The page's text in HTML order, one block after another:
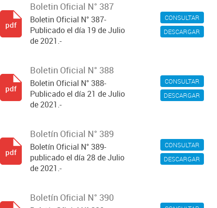
CONSULTAR
DESCARGAR
Boletin Oficial N° 387
Boletin Oficial N° 387-
Publicado el día 19 de Julio
de 2021.-
pdf
CONSULTAR
DESCARGAR
Boletin Oficial N° 388
Boletin Oficial N° 388-
Publicado el día 21 de Julio
de 2021.-
pdf
CONSULTAR
DESCARGAR
Boletín Oficial N° 389
Boletín Oficial N° 389-
publicado el día 28 de Julio
de 2021.-
pdf
Boletín Oficial N° 390